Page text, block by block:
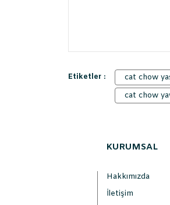
Etiketler : cat chow
cat chow
KURUMSAL
Hakkımızda
İletişim